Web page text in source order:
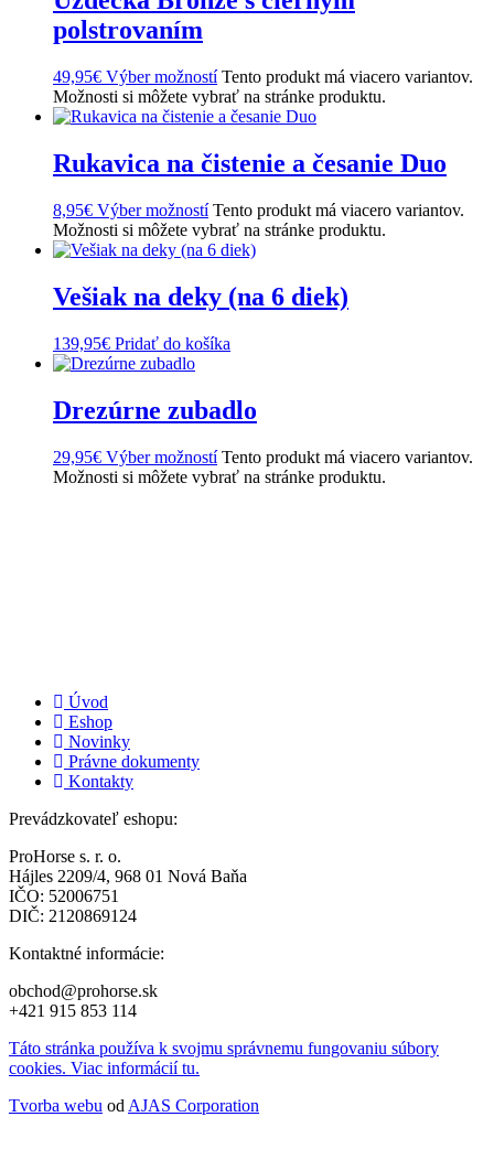
polstrovaním
49,95€ Výber možností Tento produkt má viacero variantov.
Možnosti si môžete vybrať na stránke produktu.
Rukavica na čistenie a česanie Duo
8,95€ Výber možností Tento produkt má viacero variantov.
Možnosti si môžete vybrať na stránke produktu.
Vešiak na deky (na 6 diek)
139,95€ Pridať do košíka
Drezúrne zubadlo
29,95€ Výber možností Tento produkt má viacero variantov.
Možnosti si môžete vybrať na stránke produktu.
Úvod
Eshop
Novinky
Právne dokumenty
Kontakty
Prevádzkovateľ eshopu:
ProHorse s. r. o.
Hájles 2209/4, 968 01 Nová Baňa
IČO: 52006751
DIČ: 2120869124
Kontaktné informácie:
obchod@prohorse.sk
+421 915 853 114
Táto stránka používa k svojmu správnemu fungovaniu súbory
cookies. Viac informácií tu.
Tvorba webu od AJAS Corporation